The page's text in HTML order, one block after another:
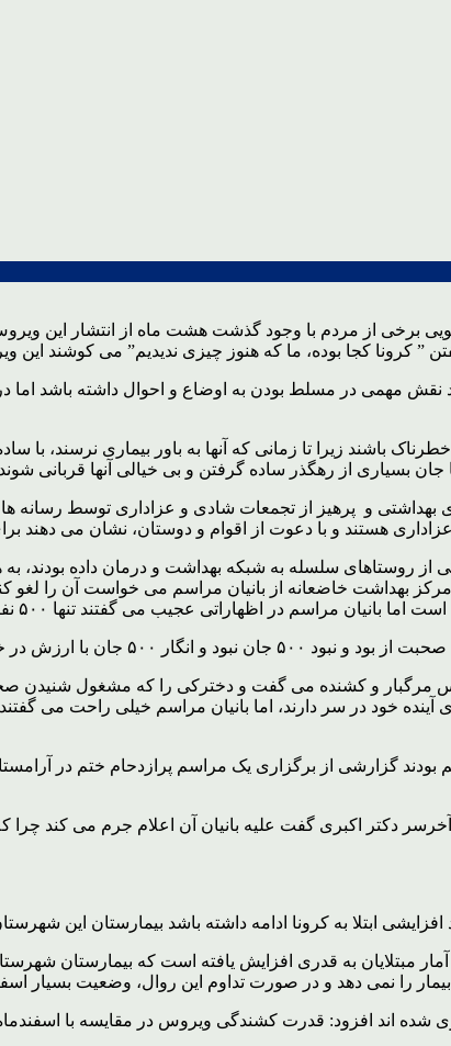
برخی از مردم با وجود گذشت هشت ماه از انتشار این
” کرونا کجا بوده، ما که هنوز چیزی ندیدیم” می کوشند
مهمی در مسلط بودن به اوضاع و احوال داشته باشد اما
باشند زیرا تا زمانی که آنها به باور بیماری نرسند،
جان بسیاری از رهگذر ساده گرفتن و بی خیالی آنها قربانی
و پرهیز از تجمعات شادی و عزاداری توسط رسانه
هستند و با دعوت از اقوام و دوستان، نشان می دهند
روستاهای سلسله به شبکه بهداشت و درمان داده بودند،
می گفتند تنها ۵۰۰ نفر دعوتی دارند و سعی می کنند پروتکل های بهداشتی را رعایت کنند.
مرگبار و کشنده می گفت و دخترکی را که مشغول شنیدن
خود در سر دارند، اما بانیان مراسم خیلی راحت می گفتند
گزارشی از برگزاری یک مراسم پرازدحام ختم در
دکتر اکبری گفت علیه بانیان آن اعلام جرم می کند
ابتلا به کرونا ادامه داشته باشد بیمارستان این
مبتلایان به قدری افزایش یافته است که بیمارستان
را نمی دهد و در صورت تداوم این روال، وضعیت بسیار
شده اند افزود: قدرت کشندگی ویروس در مقایسه با